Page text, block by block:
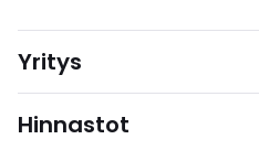
Yritys
Hinnastot